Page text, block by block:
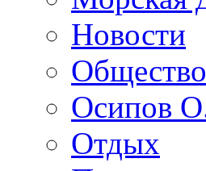
Новости
Общество
Осипов
Отдых